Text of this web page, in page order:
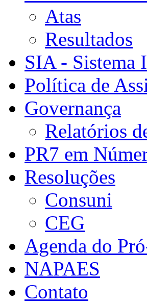
Atas
Resultados
SIA - Sistema
Política de
Governança
Relatórios
PR7 em
Resoluções
Consuni
CEG
Agenda do
NAPAES
Contato